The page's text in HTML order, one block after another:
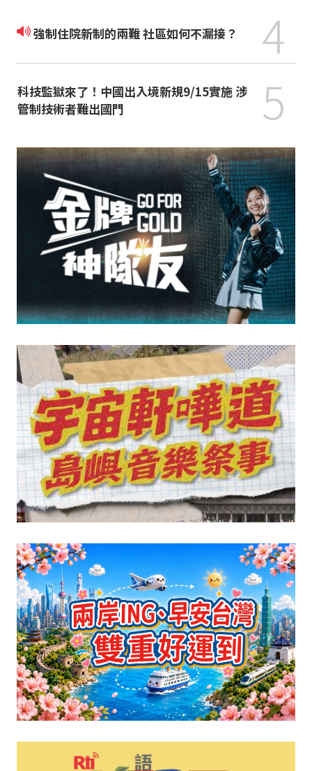
強制住院新制的兩難 社區如何不漏接？ 4
科技監獄來了！中國出入境新規9/15實施 涉
管制技術者難出國門
5